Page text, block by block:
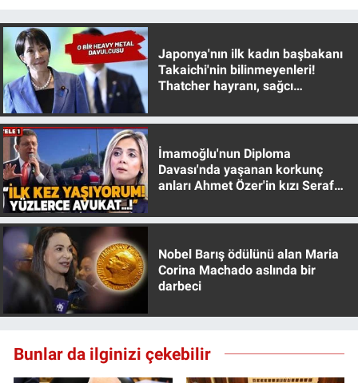
Japonya'nın ilk kadın başbakanı
Takaichi'nin bilinmeyenleri!
Thatcher hayranı, sağcı
İmamoğlu'nun Diploma
Davası'nda yaşanan korkunç
anları Ahmet Özer'in kızı Seraf
Nobel Barış ödülünü alan Maria
Corina Machado aslında bir
darbeci
Bunlar da ilginizi çekebilir